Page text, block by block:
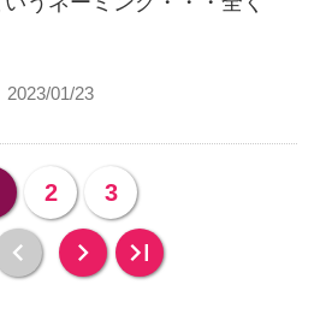
2023/01/23
2 3